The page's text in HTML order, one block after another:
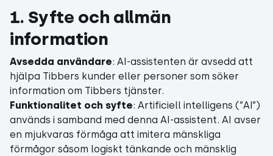
1. Syfte och allmän
information
Avsedda användare: AI-assistenten är avsedd att
hjälpa Tibbers kunder eller personer som söker
information om Tibbers tjänster.
Funktionalitet och syfte: Artificiell intelligens (”AI”)
används i samband med denna AI-assistent. AI avser
en mjukvaras förmåga att imitera mänskliga
förmågor såsom logiskt tänkande och mänsklig